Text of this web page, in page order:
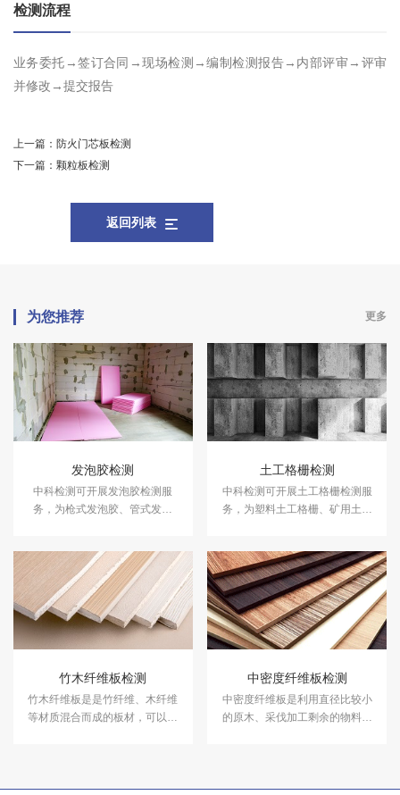
检测流程
业务委托→签订合同→现场检测→编制检测报告→内部评审→评审
并修改→提交报告
上一篇： 防火门芯板检测
下一篇： 颗粒板检测
返回列表
为您推荐 更多
发泡胶检测
中科检测可开展发泡胶检测服
务，为枪式发泡胶、管式发泡
数、硬度、抗剪强度等指标检测
服务。
土工格栅检测
中科检测可开展土工格栅检测服
务，为塑料土工格栅、矿用土工
性能测试等指标检测服务。
竹木纤维板检测
竹木纤维板是是竹纤维、木纤维
等材质混合而成的板材，可以用
证。
中密度纤维板检测
中密度纤维板是利用直径比较小
的原木、采伐加工剩余的物料与
的环保型家具建材替代品。中科